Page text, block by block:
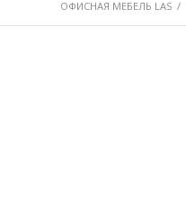
ОФИСНАЯ МЕБЕЛЬ LAS /